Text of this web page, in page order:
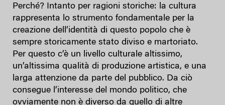
Perché? Intanto per ragioni storiche: la cultura
rappresenta lo strumento fondamentale per la
creazione dell’identità di questo popolo che è
sempre storicamente stato diviso e martoriato.
Per questo c’è un livello culturale altissimo,
un’altissima qualità di produzione artistica, e una
larga attenzione da parte del pubblico. Da ciò
consegue l’interesse del mondo politico, che
ovviamente non è diverso da quello di altre